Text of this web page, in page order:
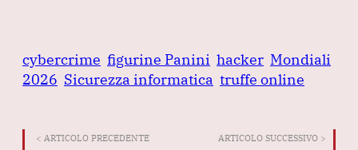
cybercrime figurine Panini hacker Mondiali
2026 Sicurezza informatica truffe online
< ARTICOLO PRECEDENTE ARTICOLO SUCCESSIVO >